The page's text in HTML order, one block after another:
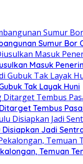
Sumur Bor
Masuk
Tak Layak Huni
Tembus
Disiapkan Jadi
Temuan